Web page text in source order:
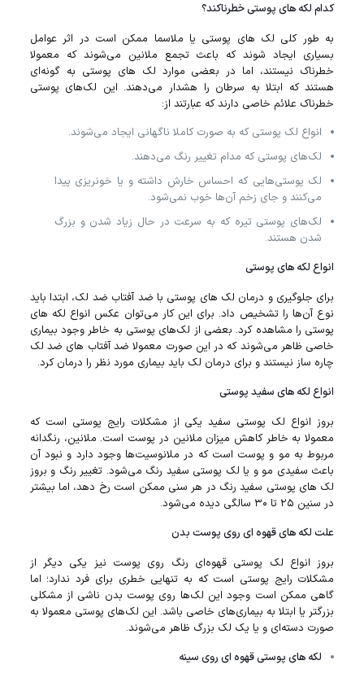
کدام لکه‌ های پوستی خطرناکند؟
به طور کلی لک‌ های پوستی یا ملاسما ممکن است در اثر عوامل
بسیاری ایجاد شوند که باعث تجمع ملانین می‌شوند که معمولا
خطرناک نیستند، اما در بعضی موارد لک‌ های پوستی به گونه‌ای
هستند که ابتلا به سرطان را هشدار می‌دهند. این لک‌های پوستی
خطرناک علائم خاصی دارند که عبارتند از:
انواع لک پوستی که به صورت کاملا ناگهانی ایجاد می‌شوند.
لک‌های پوستی که مدام تغییر رنگ می‌دهند.
لک پوستی‌هایی که احساس خارش داشته و یا خونریزی پیدا
می‌کنند و جای زخم آن‌ها خوب نمی‌شود.
لک‌های پوستی تیره که به سرعت در حال زیاد شدن و بزرگ
شدن هستند.
انواع لکه‌ های پوستی
برای جلوگیری و درمان لک‌ های پوستی با ضد آفتاب ضد لک، ابتدا باید
نوع آن‌ها را تشخیص داد. برای این کار می‌توان عکس انواع لکه‌ های
پوستی را مشاهده کرد. بعضی از لک‌های پوستی به خاطر وجود بیماری
خاصی ظاهر می‌شوند که در این صورت معمولا ضد آفتاب های ضد لک‌
چاره ساز نیستند و برای درمان لک باید بیماری مورد نظر را درمان کرد.
انواع لکه های سفید پوستی
بروز انواع لک پوستی سفید یکی از مشکلات رایج پوستی است که
معمولا به خاطر کاهش میزان ملانین در پوست است. ملانین، رنگدانه
مربوط به مو و پوست است که در ملانوسیت‌ها وجود دارد و نبود آن
باعث سفیدی مو و یا لک پوستی سفید رنگ می‌شود. تغییر رنگ و بروز
لک‌ های پوستی سفید رنگ در هر سنی ممکن است رخ دهد، اما بیشتر
در سنین ۲۵ تا ۳۰ سالگی دیده می‌شود.
علت لکه‌ های قهوه‌ ای روی پوست بدن
بروز انواع لک پوستی قهوه‌ای رنگ روی پوست نیز یکی دیگر از
مشکلات رایج پوستی است که به تنهایی خطری برای فرد ندارد؛ اما
گاهی ممکن است وجود این لک‌ها روی پوست بدن ناشی از مشکلی
بزرگتر یا ابتلا به بیماری‌های خاصی باشد. این لک‌های پوستی معمولا به
صورت دسته‌ای و یا یک لک بزرگ ظاهر می‌شوند.
لکه‌ های پوستی قهوه‌ ای روی سینه